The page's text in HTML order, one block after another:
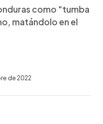
como "tumba
matándolo en el
de 2022